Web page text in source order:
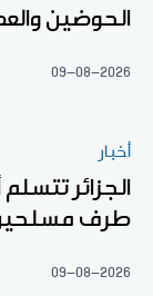
الحوضين
09-08-2026
أخبار
الجزائر
طرف
09-08-2026